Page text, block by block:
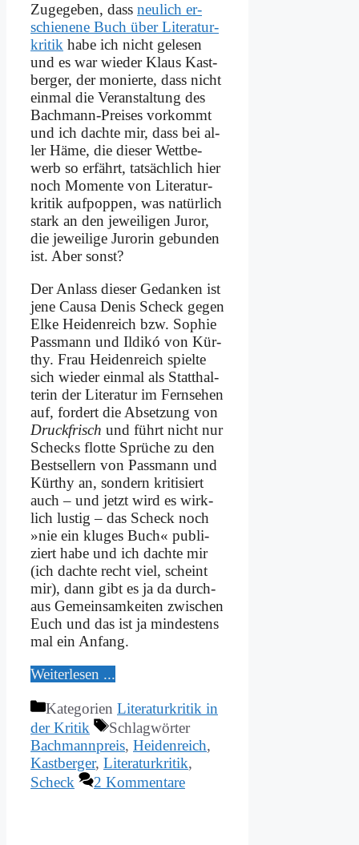
Zu­ge­ge­ben, dass neu­lich er­
schie­ne­ne Buch über Li­te­ra­tur­
kri­tik ha­be ich nicht ge­le­sen
und es war wie­der Klaus Kast­
ber­ger, der mo­nier­te, dass nicht
ein­mal die Ver­an­stal­tung des
Bach­mann-Prei­ses vor­kommt
und ich dach­te mir, dass bei al­
ler Hä­me, die die­ser Wett­be­
werb so er­fährt, tat­säch­lich hier
noch Mo­men­te von Li­te­ra­tur­
kri­tik auf­pop­pen, was na­tür­lich
stark an den je­wei­li­gen Ju­ror,
die je­wei­li­ge Ju­ro­rin ge­bun­den
ist. Aber sonst?
Der An­lass die­ser Ge­dan­ken ist
je­ne Cau­sa De­nis Scheck ge­gen
El­ke Hei­den­reich bzw. So­phie
Pass­mann und Il­di­kó von Kür­
thy. Frau Hei­den­reich spiel­te
sich wie­der ein­mal als Statt­hal­
te­rin der Li­te­ra­tur im Fern­se­hen
auf, for­dert die Ab­set­zung von
Druck­frisch und führt nicht nur
Schecks flot­te Sprü­che zu den
Best­sel­lern von Pass­mann und
Kür­thy an, son­dern kri­ti­siert
auch – und jetzt wird es wirk­
lich lu­stig – das Scheck noch
»nie ein klu­ges Buch« pu­bli­
ziert ha­be und ich dach­te mir
(ich dach­te recht viel, scheint
mir), dann gibt es ja da durch­
aus Ge­mein­sam­kei­ten zwi­schen
Euch und das ist ja min­de­stens
mal ein An­fang.
Wei­ter­le­sen ...
Kategorien Literaturkritik in
der Kritik
Schlagwörter
Bachmannpreis, Heidenreich,
Kastberger, Literaturkritik,
Scheck
2 Kommentare